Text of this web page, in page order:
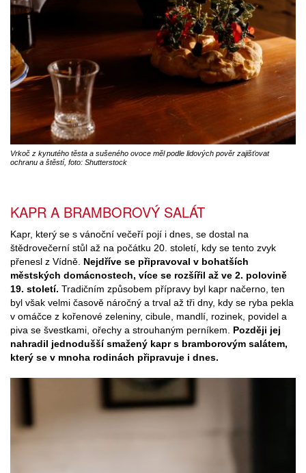
Vrkoč z kynutého těsta a sušeného ovoce měl podle lidových pověr zajišťovat
ochranu a štěstí, foto: Shutterstock
KAPR A BRAMBOROVÝ SALÁT
Kapr, který se s vánoční večeří pojí i dnes, se dostal na
štědrovečerní stůl až na počátku 20. století, kdy se tento zvyk
přenesl z Vídně. Nejdříve se připravoval v bohatších
městských domácnostech, více se rozšířil až ve 2. polovině
19. století. Tradičním způsobem přípravy byl kapr načerno, ten
byl však velmi časově náročný a trval až tři dny, kdy se ryba pekla
v omáčce z kořenové zeleniny, cibule, mandlí, rozinek, povidel a
piva se švestkami, ořechy a strouhaným perníkem. Později jej
nahradil jednodušší smažený kapr s bramborovým salátem,
který se v mnoha rodinách připravuje i dnes.